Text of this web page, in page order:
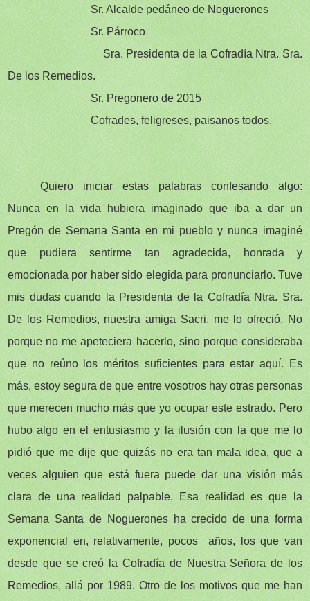
Sr. Alcalde pedáneo de Noguerones
Sr. Párroco
Sra. Presidenta de la Cofradía Ntra. Sra.
De los Remedios.
Sr. Pregonero de 2015
Cofrades, feligreses, paisanos todos.
Quiero iniciar estas palabras confesando algo:
Nunca en la vida hubiera imaginado que iba a dar un
Pregón de Semana Santa en mi pueblo y nunca imaginé
que pudiera sentirme tan agradecida, honrada y
emocionada por haber sido elegida para pronunciarlo. Tuve
mis dudas cuando la Presidenta de la Cofradía Ntra. Sra.
De los Remedios, nuestra amiga Sacri, me lo ofreció. No
porque no me apeteciera hacerlo, sino porque consideraba
que no reúno los méritos suficientes para estar aquí. Es
más, estoy segura de que entre vosotros hay otras personas
que merecen mucho más que yo ocupar este estrado. Pero
hubo algo en el entusiasmo y la ilusión con la que me lo
pidió que me dije que quizás no era tan mala idea, que a
veces alguien que está fuera puede dar una visión más
clara de una realidad palpable. Esa realidad es que la
Semana Santa de Noguerones ha crecido de una forma
exponencial en, relativamente, pocos años, los que van
desde que se creó la Cofradía de Nuestra Señora de los
Remedios, allá por 1989. Otro de los motivos que me han